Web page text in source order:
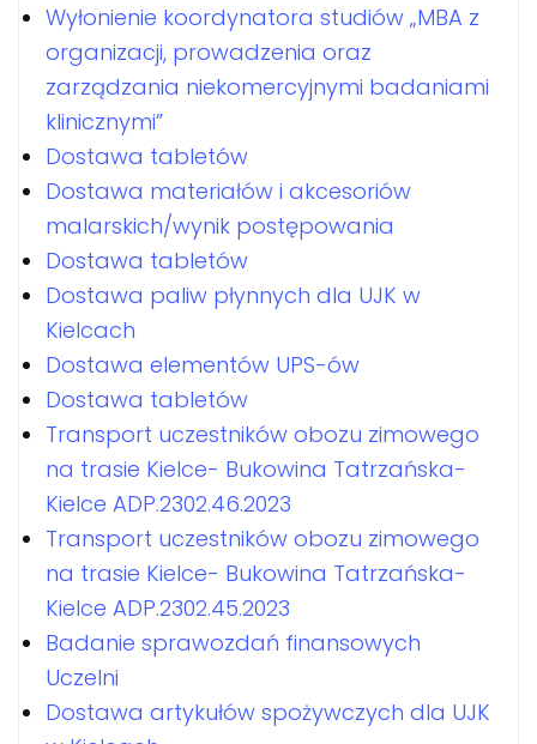
Wyłonienie koordynatora studiów „MBA z
organizacji, prowadzenia oraz
zarządzania niekomercyjnymi badaniami
klinicznymi”
Dostawa tabletów
Dostawa materiałów i akcesoriów
malarskich/wynik postępowania
Dostawa tabletów
Dostawa paliw płynnych dla UJK w
Kielcach
Dostawa elementów UPS-ów
Dostawa tabletów
Transport uczestników obozu zimowego
na trasie Kielce- Bukowina Tatrzańska-
Kielce ADP.2302.46.2023
Transport uczestników obozu zimowego
na trasie Kielce- Bukowina Tatrzańska-
Kielce ADP.2302.45.2023
Badanie sprawozdań finansowych
Uczelni
Dostawa artykułów spożywczych dla UJK